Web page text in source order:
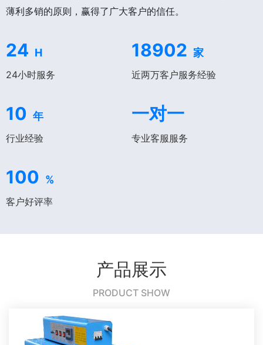
薄利多销的原则，赢得了广大客户的信任。
24 H
24小时服务
18902 家
近两万客户服务经验
10 年
行业经验
一对一
专业客服服务
100 %
客户好评率
产品展示
PRODUCT SHOW